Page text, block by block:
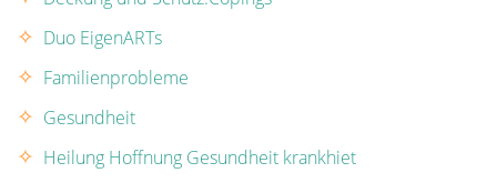
Duo EigenARTs
Familienprobleme
Gesundheit
Heilung Hoffnung Gesundheit krankhiet